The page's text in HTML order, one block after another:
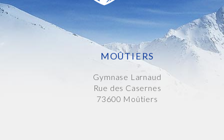
MOÛTIERS
Gymnase Larnaud
Rue des Casernes
73600 Moûtiers